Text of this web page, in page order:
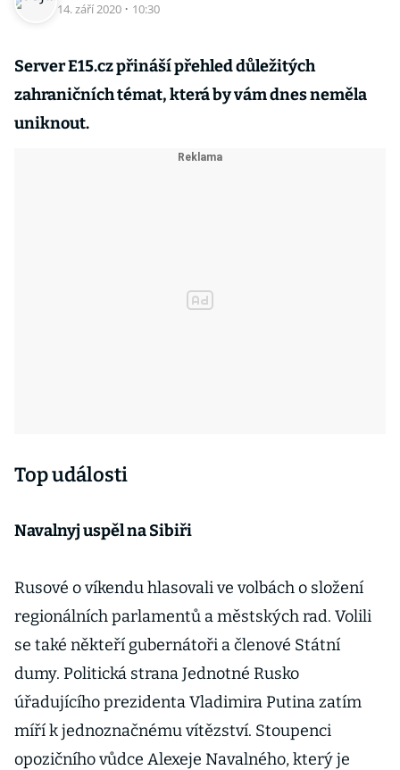
14. září 2020 · 10:30
Server E15.cz přináší přehled důležitých
zahraničních témat, která by vám dnes neměla
uniknout.
Top události
Navalnyj uspěl na Sibiři
Rusové o víkendu hlasovali ve volbách o složení
regionálních parlamentů a městských rad. Volili
se také někteří gubernátoři a členové Státní
dumy. Politická strana Jednotné Rusko
úřadujícího prezidenta Vladimira Putina zatím
míří k jednoznačnému vítězství. Stoupenci
opozičního vůdce Alexeje Navalného, který je